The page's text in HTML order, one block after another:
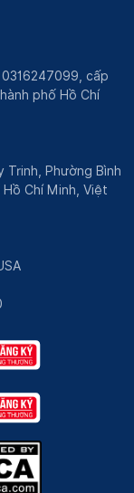
cấp
phố Hồ Chí
Trinh, Phường Bình
Chí Minh, Việt